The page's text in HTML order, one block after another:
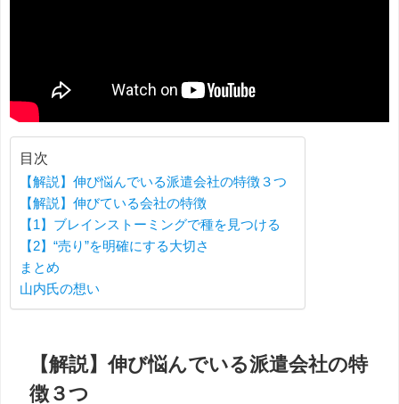
目次
【解説】伸び悩んでいる派遣会社の特徴３つ
【解説】伸びている会社の特徴
【1】ブレインストーミングで種を見つける
【2】“売り”を明確にする大切さ
まとめ
山内氏の想い
【解説】伸び悩んでいる派遣会社の特
徴３つ